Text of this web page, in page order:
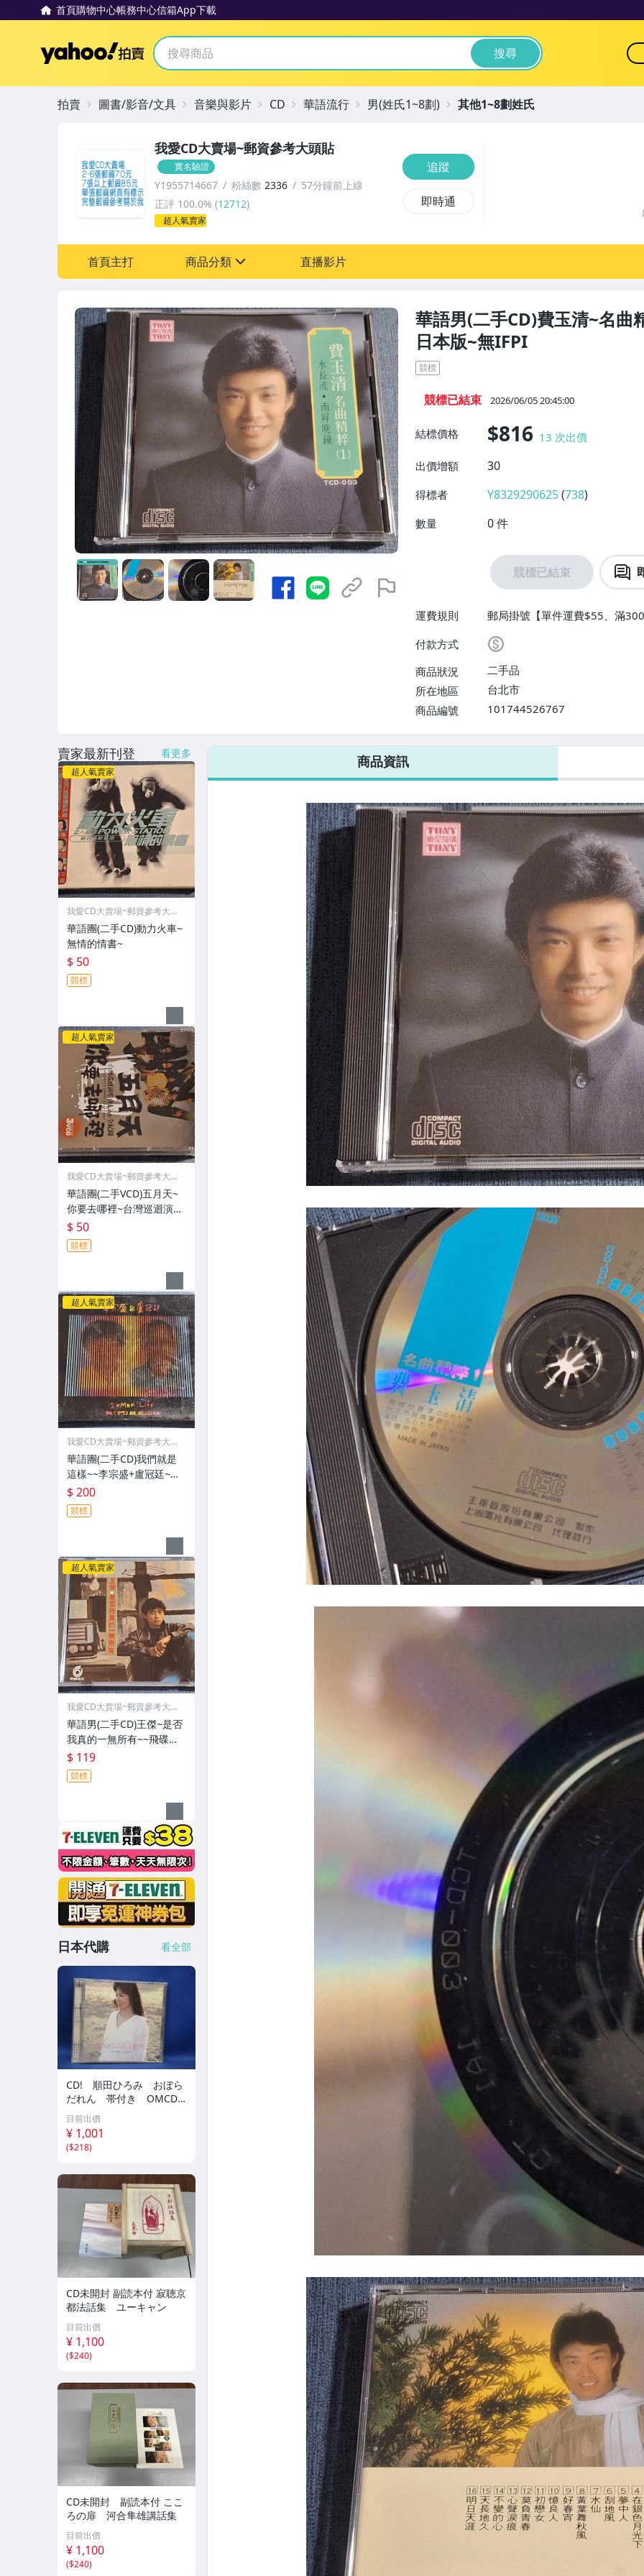
首頁購物中心帳務中心信箱App下載
Yahoo拍賣 搜尋
華語男(二手CD)費玉清~名曲
日本版~無IFPI
競標
競標已結束 2026/06/05 20:45:00
結標價格 $816 13 次出價
出價增額
30
得標者 Y8329290625 (738)
數量 0件
競標已結束
運費規則
郵局掛號【單件運費$55、滿
付款方式
商品狀況
二手品
所在地區
台北市
商品編號
101744526767
我愛CD大賣場~郵資參考大頭貼
實名驗證
Y1955714667 粉絲數 2336
57分鐘前上線
正評 100.0% (12712)
超人氣賣家
追蹤
即時通
首頁主打 商品分類 直播影片
拍賣 圖書/影音/文具 音樂與影片 CD 華語流行 男(姓氏1~8劃) 其他1~8劃姓氏
商品資訊
賣家最新刊登 看更多
超人氣賣家
我愛CD大賣場~郵資參考大頭
華語團(二手CD)動力火車~
無情的情書~
$ 50
競標
超人氣賣家
我愛CD大賣場~郵資參考大頭
華語團(二手VCD)五月天~
你要去哪裡~台灣巡迴演唱
會~3VCD~
$ 50
競標
超人氣賣家
我愛CD大賣場~郵資參考大頭
華語團(二手CD)我們就是
這樣~~李宗盛+盧冠廷~無i
fpi
$ 200
競標
超人氣賣家
我愛CD大賣場~郵資參考大頭
華語男(二手CD)王傑~是否
我真的一無所有~~飛碟唱
片~~早期台版~~無IFPI
$ 119
競標
日本代購 看全部
CD! 順田ひろみ おぼら
だれん 帯付き OMCD-1
6 42405
目前出價
¥ 1,001
($218)
CD未開封 副読本付 寂聴京
都法話集 ユーキャン
目前出價
¥ 1,100
($240)
CD未開封 副読本付 ここ
ろの扉 河合隼雄講話集
目前出價
¥ 1,100
($240)